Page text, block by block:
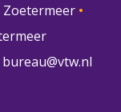
Zoetermeer •
bureau@vtw.nl